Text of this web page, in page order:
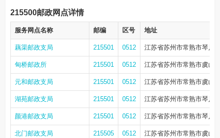
215500邮政网点详情
服务网点名称 邮编 区号 地址
藕渠邮政支局 215501 0512 江苏省苏州市常熟市琴川
甸桥邮政所 215501 0512 江苏省苏州市常熟市虞山
元和邮政支局 215501 0512 江苏省苏州市常熟市虞山
湖苑邮政支局 215501 0512 江苏省苏州市常熟市琴川
颜港邮政支局 215501 0512 江苏省苏州市常熟市琴川
北门邮政支局 215505 0512 江苏省苏州市常熟市虞山